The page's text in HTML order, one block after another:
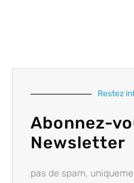
Restez
Abonnez-
Newsletter
pas de spam,